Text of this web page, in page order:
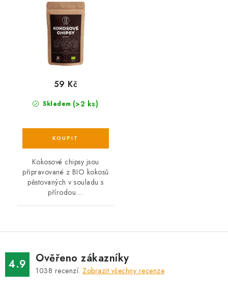
Skladem (>2 ks)
59 Kč
Kokosové chipsy jsou
připravované z BIO kokosů
pěstovaných v souladu s
přírodou....
4.9 Ověřeno zákazníky
1038 recenzí. Zobrazit všechny recenze